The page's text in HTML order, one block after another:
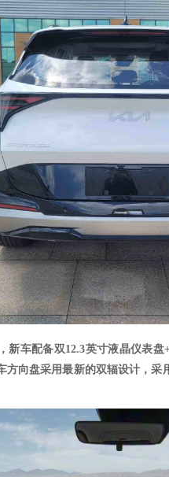
新车配备双12.3英寸液晶仪表
方向盘采用最新的双辐设计，采